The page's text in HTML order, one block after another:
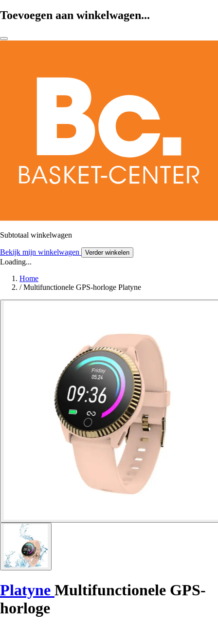
Toevoegen aan winkelwagen...
Subtotaal winkelwagen
Bekijk mijn winkelwagen Verder winkelen
Loading...
Home
/ Multifunctionele GPS-horloge Platyne
Platyne Multifunctionele GPS-
horloge